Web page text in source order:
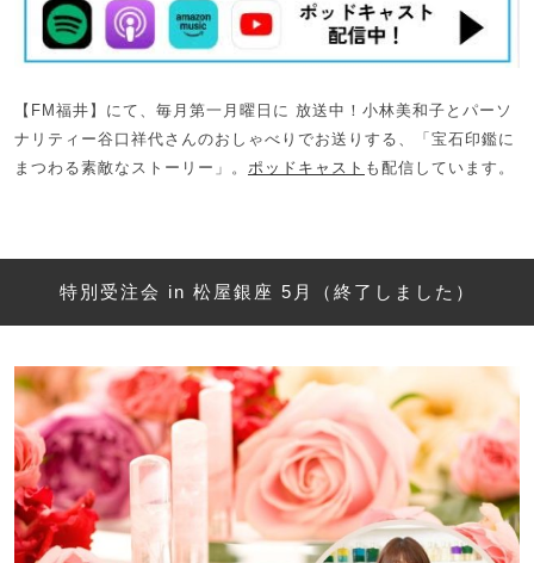
【FM福井】にて、毎月第一月曜日に 放送中！小林美和子とパーソ
ナリティー谷口祥代さんのおしゃべりでお送りする、「宝石印鑑に
まつわる素敵なストーリー」。 ポッドキャスト も配信しています。
特別受注会 in 松屋銀座 5月（終了しました）